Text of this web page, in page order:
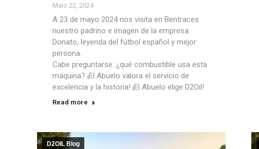
Maio 22, 2024
A 23 de mayo 2024 nos visita en Bentraces
nuestro padrino e imagen de la empresa:
Donato, leyenda del fútbol español y mejor
persona.
Cabe preguntarse: ¿qué combustible usa esta
máquina? ¡El Abuelo valora el servicio de
excelencia y la historia! ¡El Abuelo elige D2Oil!
Read more
D2OIL Blog